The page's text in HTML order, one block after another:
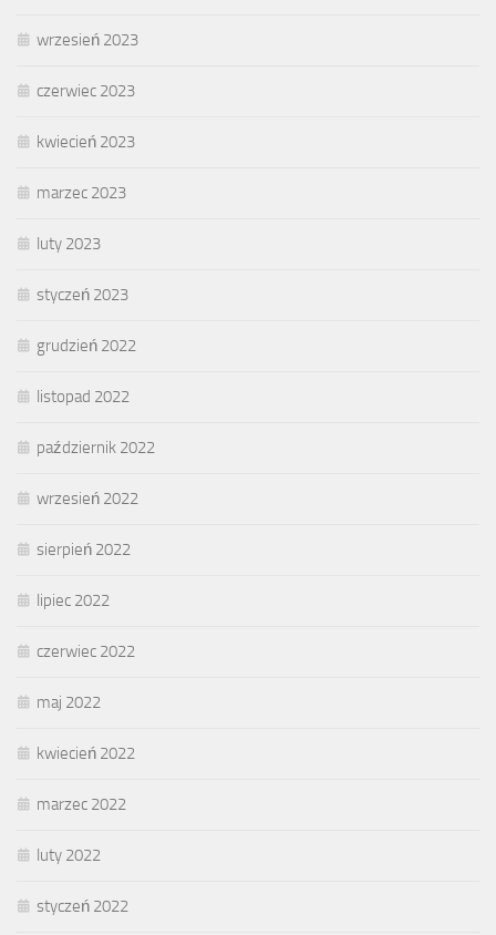
wrzesień 2023
czerwiec 2023
kwiecień 2023
marzec 2023
luty 2023
styczeń 2023
grudzień 2022
listopad 2022
październik 2022
wrzesień 2022
sierpień 2022
lipiec 2022
czerwiec 2022
maj 2022
kwiecień 2022
marzec 2022
luty 2022
styczeń 2022